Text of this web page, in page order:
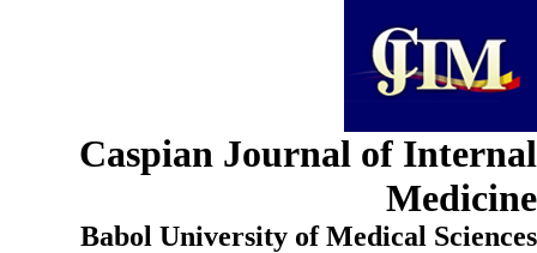
Caspian Journal of
Babol University of Medical